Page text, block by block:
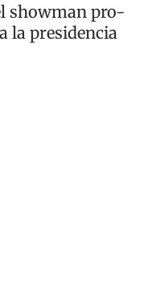
showman pro-
la presidencia